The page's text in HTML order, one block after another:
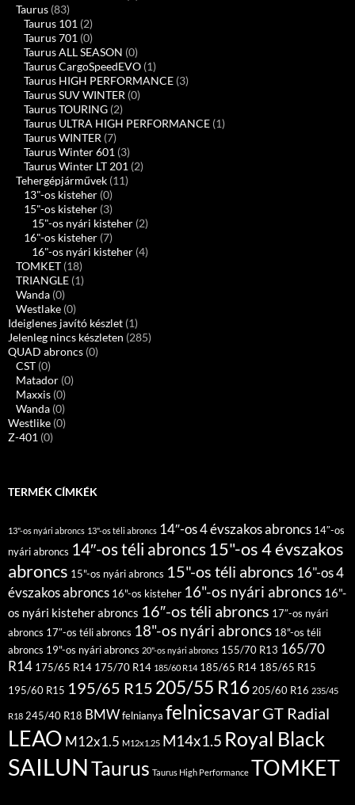
Taurus (83)
Taurus 101 (2)
Taurus 701 (0)
Taurus ALL SEASON (0)
Taurus CargoSpeedEVO (1)
Taurus HIGH PERFORMANCE (3)
Taurus SUV WINTER (0)
Taurus TOURING (2)
Taurus ULTRA HIGH PERFORMANCE (1)
Taurus WINTER (7)
Taurus Winter 601 (3)
Taurus Winter LT 201 (2)
Tehergépjárművek (11)
13"-os kisteher (0)
15"-os kisteher (3)
15"-os nyári kisteher (2)
16"-os kisteher (7)
16"-os nyári kisteher (4)
TOMKET (18)
TRIANGLE (1)
Wanda (0)
Westlake (0)
Ideiglenes javító készlet (1)
Jelenleg nincs készleten (285)
QUAD abroncs (0)
CST (0)
Matador (0)
Maxxis (0)
Wanda (0)
Westlike (0)
Z-401 (0)
TERMÉK CÍMKÉK
13"-os nyári abroncs 13"-os téli abroncs 14″-os 4 évszakos abroncs 14″-os
nyári abroncs 14″-os téli abroncs15"-os 4 évszakos
abroncs 15"-os nyári abroncs 15"-os téli abroncs 16"-os 4
évszakos abroncs 16"-os kisteher 16"-os nyári abroncs 16"-
os nyári kisteher abroncs 16″-os téli abroncs 17″-os nyári
abroncs 17″-os téli abroncs 18"-os nyári abroncs 18"-os téli
abroncs 19"-os nyári abroncs 20"-os nyári abroncs 155/70 R13 165/70
R14 175/65 R14 175/70 R14 185/60 R14 185/65 R14 185/65 R15
195/60 R15 195/65 R15 205/55 R16 205/60 R16 235/45
R18 245/40 R18 BMWfelnianya felnicsavarGT Radial
LEAO M12x1.5 M12x1.25 M14x1.5 Royal Black
SAILUNTaurus Taurus High Performance TOMKET